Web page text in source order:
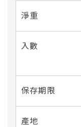
淨重
入數
保存期限
產地